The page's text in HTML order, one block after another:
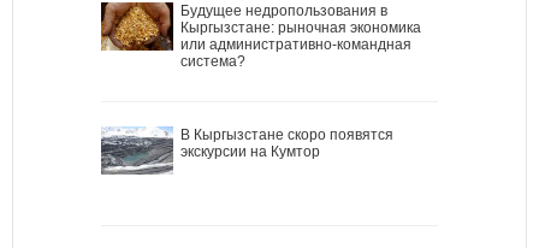
Будущее недропользования в
Кыргызстане: рыночная экономика
или административно-командная
система?
В Кыргызстане скоро появятся
экскурсии на Кумтор